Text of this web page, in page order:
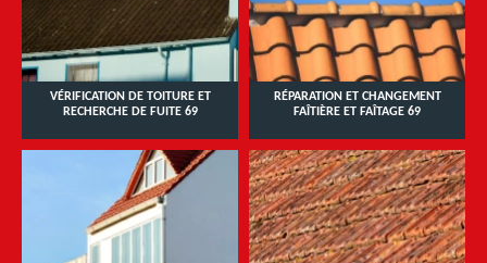
VÉRIFICATION DE TOITURE ET
RECHERCHE DE FUITE 69
RÉPARATION ET CHANGEMENT
FAÎTIÈRE ET FAÎTAGE 69